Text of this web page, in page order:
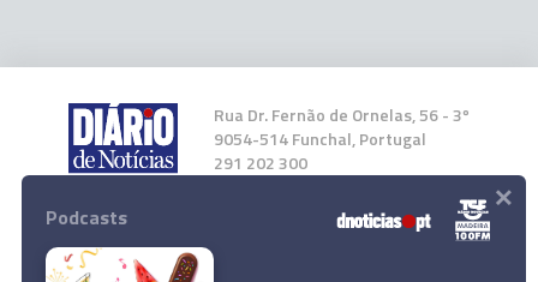
Rua Dr. Fernão de Ornelas, 56 - 3º
9054-514 Funchal, Portugal
291 202 300
Instale a nossa App
Podcasts ×